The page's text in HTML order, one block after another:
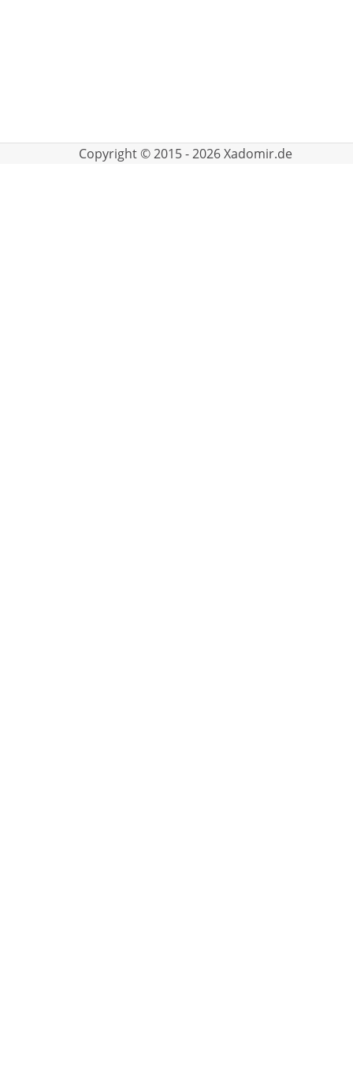
Copyright © 2015 - 2026 Xadomir.de